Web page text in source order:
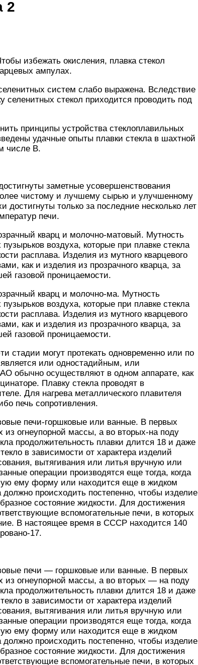
2
избежать окисления, плавка стекол
ампулах.
систем слабо выражена. Вследствие
селенитных стекол приходится проводить под
принципы устройства стеклоплавильных
удачные опыты плавки стекла в шахтной
числе В.
заметные усовершенствования
чистому и лучшему сырью и улучшенному
достигнуты только за последние несколько лет
печи.
кварц и молочно-матовый. Мутность
воздуха, которые при плавке стекла
расплава. Изделия из мутного кварцевого
как и изделия из прозрачного кварца, за
газовой проницаемости.
кварц и молочно-ма. Мутность
воздуха, которые при плавке стекла
расплава. Изделия из мутного кварцевого
как и изделия из прозрачного кварца, за
газовой проницаемости.
стадии могут протекать одновременно или по
или одностадийным, или
обычно осуществляют в одном аппарате, как
Плавку стекла проводят в
Для нагрева металлического плавителя
печь сопротивления.
печи-горшковые или ванные. В первых
из огнеупорной массы, а во вторых-на поду
продолжительность плавки длится 18 и даже
в зависимости от характера изделий
вытягивания или литья вручную или
операции производятся еще тогда, когда
ему форму или находится еще в жидком
происходить постепенно, чтобы изделие
состояние жидкости. Для достижения
вспомогательные печи, в которых
В настоящее время в СССР находится 140
17.
печи — горшковые или ванные. В первых
из огнеупорной массы, а во вторых — на поду
продолжительность плавки длится 18 и даже
в зависимости от характера изделий
вытягивания или литья вручную или
операции производятся еще тогда, когда
ему форму или находится еще в жидком
происходить постепенно, чтобы изделие
состояние жидкости. Для достижения
вспомогательные печи, в которых